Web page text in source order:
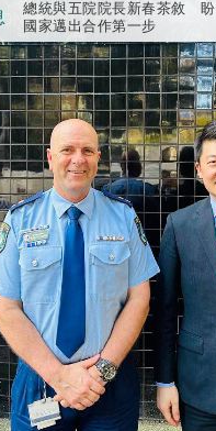
總統與五院院長新春茶敘 盼
國家邁出合作第一步
總統農曆春節談話
台美貿易協議完成簽署達成6
性突破 總統強調將以3大面
升級 籲請立院全力支持並
臺美簽署「對等貿易協定」
疊加 我輸美2072項產品豁免
總統接受「法新社」（AFP）
外交部長林佳龍於《外交事
世界 需要台灣，團結合作方
外交部長林佳龍出席《台灣
「見證蛻變，分享世界的光
位轉 型迎向下個50年
總統主持「台美經濟繁榮夥
明臺美合作三大戰略方向
領 下一個世代的繁榮
外交部長林佳龍接受印尼「
述印太安全局勢，籲深化台
作
外交部長林佳龍午宴歡迎美
訪問團